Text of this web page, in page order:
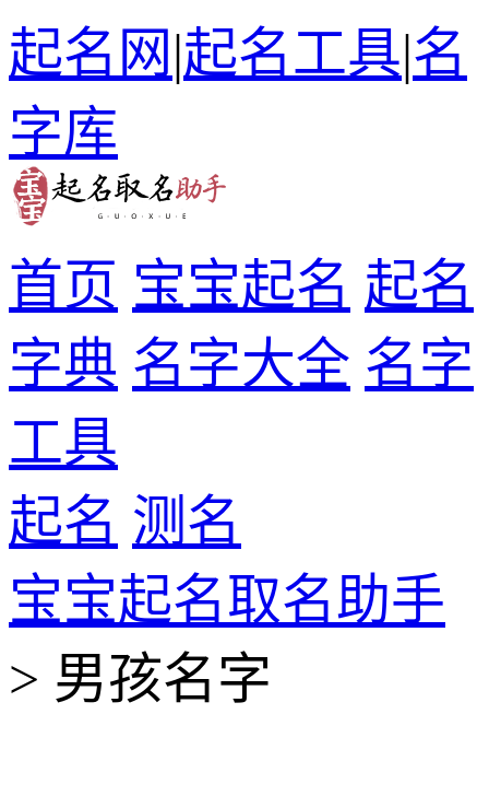
起名网|起名工具|名
字库
首页 宝宝起名 起名
字典 名字大全 名字
工具
起名 测名
宝宝起名取名助手
> 男孩名字